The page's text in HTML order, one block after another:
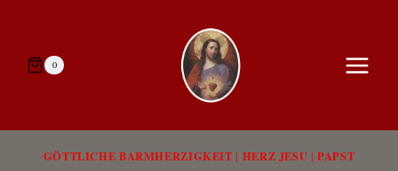
springen0
GÖTTLICHE BARMHERZIGKEIT | HERZ JESU |PAPST